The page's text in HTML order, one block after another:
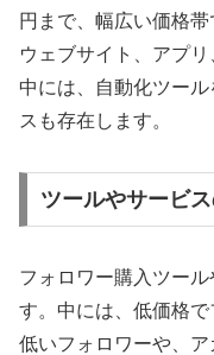
円まで、幅広い価格
ウェブサイト、アプ
中には、自動化ツー
スも存在します。
ツールやサービ
フォロワー購入ツー
す。中には、低価格
低いフォロワーや、